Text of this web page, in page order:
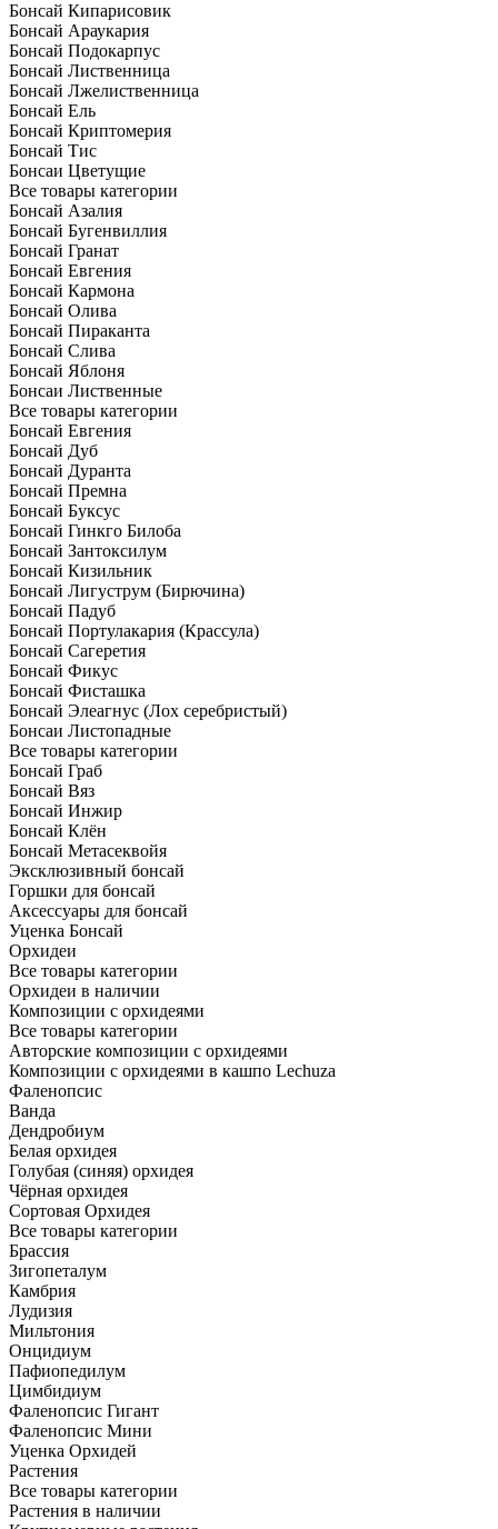
Бонсай Кипарисовик
Бонсай Араукария
Бонсай Подокарпус
Бонсай Лиственница
Бонсай Лжелиственница
Бонсай Ель
Бонсай Криптомерия
Бонсай Тис
Бонсаи Цветущие
Все товары категории
Бонсай Азалия
Бонсай Бугенвиллия
Бонсай Гранат
Бонсай Евгения
Бонсай Кармона
Бонсай Олива
Бонсай Пираканта
Бонсай Слива
Бонсай Яблоня
Бонсаи Лиственные
Все товары категории
Бонсай Евгения
Бонсай Дуб
Бонсай Дуранта
Бонсай Премна
Бонсай Буксус
Бонсай Гинкго Билоба
Бонсай Зантоксилум
Бонсай Кизильник
Бонсай Лигуструм (Бирючина)
Бонсай Падуб
Бонсай Портулакария (Крассула)
Бонсай Сагеретия
Бонсай Фикус
Бонсай Фисташка
Бонсай Элеагнус (Лох серебристый)
Бонсаи Листопадные
Все товары категории
Бонсай Граб
Бонсай Вяз
Бонсай Инжир
Бонсай Клён
Бонсай Метасеквойя
Эксклюзивный бонсай
Горшки для бонсай
Аксессуары для бонсай
Уценка Бонсай
Орхидеи
Все товары категории
Орхидеи в наличии
Композиции с орхидеями
Все товары категории
Авторские композиции с орхидеями
Композиции с орхидеями в кашпо Lechuza
Фаленопсис
Ванда
Дендробиум
Белая орхидея
Голубая (синяя) орхидея
Чёрная орхидея
Сортовая Орхидея
Все товары категории
Брассия
Зигопеталум
Камбрия
Лудизия
Мильтония
Онцидиум
Пафиопедилум
Цимбидиум
Фаленопсис Гигант
Фаленопсис Мини
Уценка Орхидей
Растения
Все товары категории
Растения в наличии